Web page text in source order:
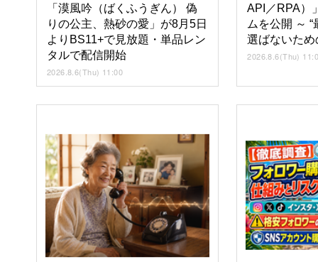
「漠風吟（ばくふうぎん） 偽
りの公主、熱砂の愛」が8月5日
よりBS11+で見放題・単品レン
タルで配信開始
2026.8.6(Thu) 11:00
API／RPA）
ムを公開 ～
選ばないた
2026.8.6(Thu)